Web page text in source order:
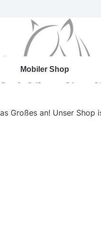
Mobiler Shop
Großes an! Unser